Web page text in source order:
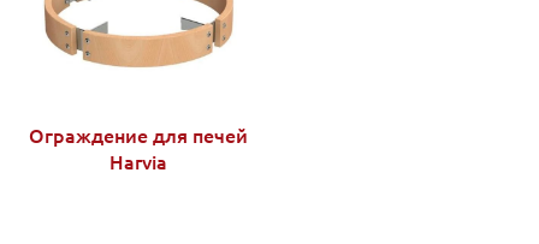
Ограждение для печей
Harvia